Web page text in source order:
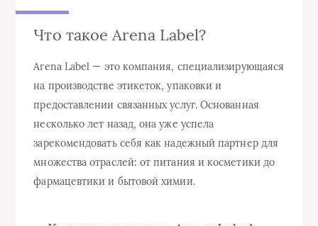
Что такое Arena Label?
Arena Label — это компания, специализирующаяся
на производстве этикеток, упаковки и
предоставлении связанных услуг. Основанная
несколько лет назад, она уже успела
зарекомендовать себя как надежный партнер для
множества отраслей: от питания и косметики до
фармацевтики и бытовой химии.